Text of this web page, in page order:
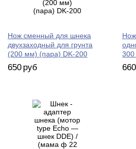
Нож сменный для шнека
двухзаходный для грунта
(200 мм) (пара) DK-200
650 руб 660